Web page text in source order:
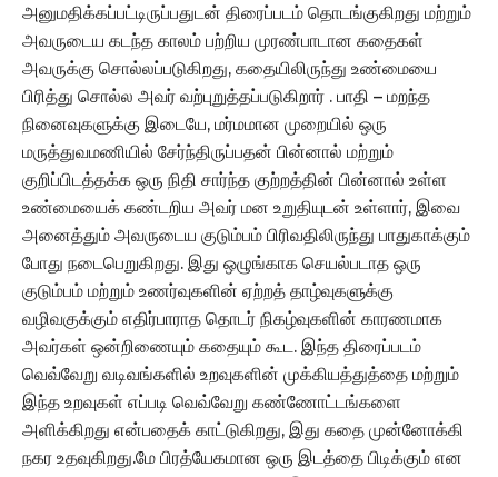
அனுமதிக்கப்பட்டிருப்பதுடன் திரைப்படம் தொடங்குகிறது மற்றும்
அவருடைய கடந்த காலம் பற்றிய முரண்பாடான கதைகள்
அவருக்கு சொல்லப்படுகிறது, கதையிலிருந்து உண்மையை
பிரித்து சொல்ல அவர் வற்புறுத்தப்படுகிறார் . பாதி – மறந்த
நினைவுகளுக்கு இடையே, மர்மமான முறையில் ஒரு
மருத்துவமணியில் சேர்ந்திருப்பதன் பின்னால் மற்றும்
குறிப்பிடத்தக்க ஒரு நிதி சார்ந்த குற்றத்தின் பின்னால் உள்ள
உண்மையைக் கண்டறிய அவர் மன உறுதியுடன் உள்ளார், இவை
அனைத்தும் அவருடைய குடும்பம் பிரிவதிலிருந்து பாதுகாக்கும்
போது நடைபெறுகிறது. இது ஒழுங்காக செயல்படாத ஒரு
குடும்பம் மற்றும் உணர்வுகளின் ஏற்றத் தாழ்வுகளுக்கு
வழிவகுக்கும் எதிர்பாராத தொடர் நிகழ்வுகளின் காரணமாக
அவர்கள் ஒன்றிணையும் கதையும் கூட. இந்த திரைப்படம்
வெவ்வேறு வடிவங்களில் உறவுகளின் முக்கியத்துத்தை மற்றும்
இந்த உறவுகள் எப்படி வெவ்வேறு கண்ணோட்டங்களை
அளிக்கிறது என்பதைக் காட்டுகிறது, இது கதை முன்னோக்கி
நகர உதவுகிறது.மே பிரத்யேகமான ஒரு இடத்தை பிடிக்கும் என